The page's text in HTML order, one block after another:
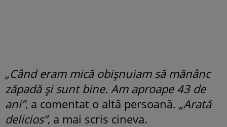
„Când eram mică obișnuiam să mănânc
zăpadă și sunt bine. Am aproape 43 de
ani”, a comentat o altă persoană. „Arată
delicios”, a mai scris cineva.